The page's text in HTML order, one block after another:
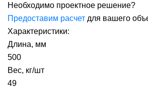
Необходимо проектное решение?
Предоставим расчет для вашего
Характеристики:
Длина, мм
500
Вес, кг/шт
49